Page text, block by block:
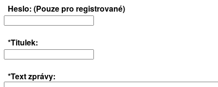
Heslo: (Pouze pro registrované)
*Titulek:
*Text zprávy: